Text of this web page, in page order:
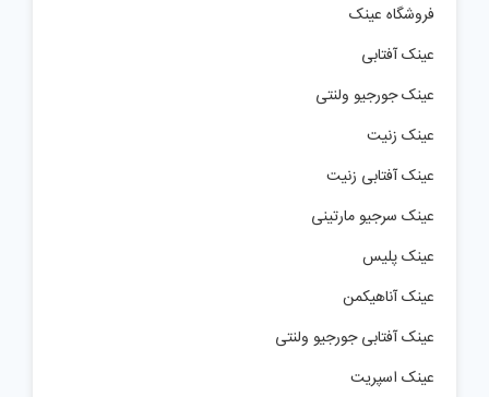
فروشگاه عینک
عینک آفتابی
عینک جورجیو ولنتی
عینک زنیت
عینک آفتابی زنیت
عینک سرجیو مارتینی
عینک پلیس
عینک آناهیکمن
عینک آفتابی جورجیو ولنتی
عینک اسپریت